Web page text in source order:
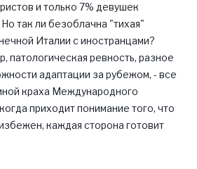
и только 7% девушек
так ли безоблачна "тихая"
Италии с иностранцами?
патологическая ревность, разное
адаптации за рубежом, - все
краха Международного
приходит понимание того, что
каждая сторона готовит